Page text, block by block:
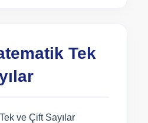
Tek
ve Çift Sayılar